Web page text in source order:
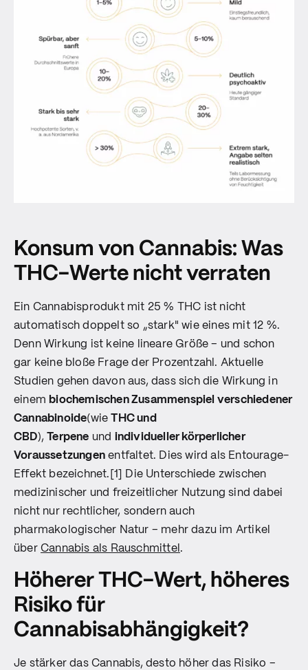
Konsum von Cannabis: Was
THC-Werte nicht verraten
Ein Cannabisprodukt mit 25 % THC ist nicht
automatisch doppelt so „stark" wie eines mit 12 %.
Denn Wirkung ist keine lineare Größe – und schon
gar keine bloße Frage der Prozentzahl. Aktuelle
Studien gehen davon aus, dass sich die Wirkung in
einem biochemischen Zusammenspiel verschiedener
Cannabinoide(wie
THC und
CBD), Terpene und individueller körperlicher
Voraussetzungen entfaltet. Dies wird als Entourage-
Effekt bezeichnet.[1] Die Unterschiede zwischen
medizinischer und freizeitlicher Nutzung sind dabei
nicht nur rechtlicher, sondern auch
pharmakologischer Natur – mehr dazu im Artikel
über Cannabis als Rauschmittel .
Höherer THC-Wert, höheres
Risiko für
Cannabisabhängigkeit?
Je stärker das Cannabis, desto höher das Risiko –